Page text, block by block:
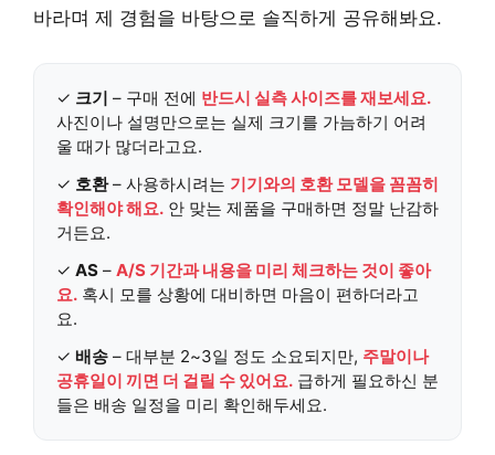
바라며 제 경험을 바탕으로 솔직하게 공유해봐요.
✓ 크기 – 구매 전에 반드시 실측 사이즈를 재보세요.
사진이나 설명만으로는 실제 크기를 가늠하기 어려
울 때가 많더라고요.
✓ 호환– 사용하시려는 기기와의 호환 모델을 꼼꼼히
확인해야 해요. 안 맞는 제품을 구매하면 정말 난감하
거든요.
✓ AS – A/S 기간과 내용을 미리 체크하는 것이 좋아
요. 혹시 모를 상황에 대비하면 마음이 편하더라고
요.
✓ 배송 – 대부분 2~3일 정도 소요되지만, 주말이나
공휴일이 끼면 더 걸릴 수 있어요. 급하게 필요하신 분
들은 배송 일정을 미리 확인해두세요.